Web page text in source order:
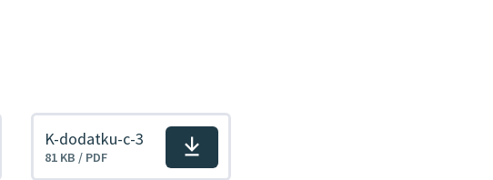
Stiahnuť
K-dodatku-c-3
81 KB / PDF